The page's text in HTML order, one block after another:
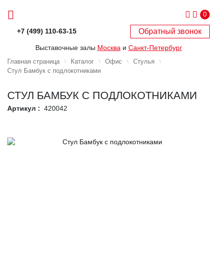
0
+7 (499) 110-63-15 Обратный звонок
Выставочные залы Москва и Санкт-Петербург
Главная страница Каталог Офис
Стулья
Стул Бамбук с подлокотниками
СТУЛ БАМБУК С ПОДЛОКОТНИКАМИ
Артикул : 420042